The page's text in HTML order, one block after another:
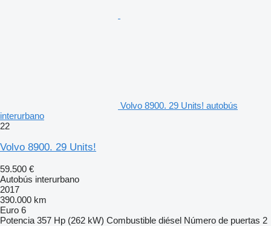
Volvo 8900. 29 Units! autobús
interurbano
22
Volvo 8900. 29 Units!
59.500 €
Autobús interurbano
2017
390.000 km
Euro 6
Potencia 357 Hp (262 kW) Combustible diésel Número de puertas 2